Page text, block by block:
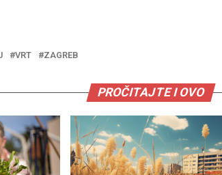
VRT ZAGREB
PROČITAJTE I OVO